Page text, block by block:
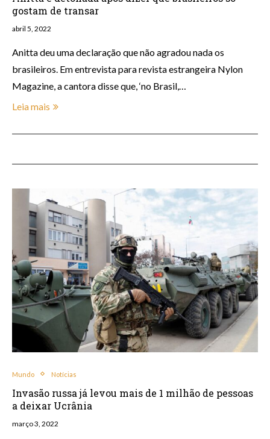
gostam de transar
abril 5, 2022
Anitta deu uma declaração que não agradou nada os
brasileiros. Em entrevista para revista estrangeira Nylon
Magazine, a cantora disse que, ‘no Brasil,…
Leia mais
Mundo Notícias
Invasão russa já levou mais de 1 milhão de pessoas
a deixar Ucrânia
março 3, 2022